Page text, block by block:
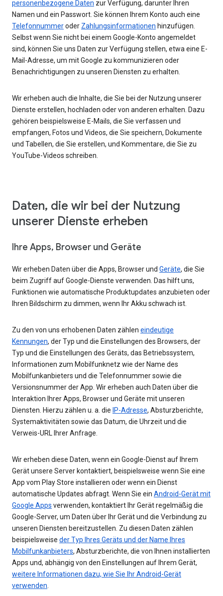
personenbezogene Daten zur Verfügung, darunter Ihren
Namen und ein Passwort. Sie können Ihrem Konto auch eine
Telefonnummeroder Zahlungsinformationen hinzufügen.
Selbst wenn Sie nicht bei einem Google-Konto angemeldet
sind, können Sie uns Daten zur Verfügung stellen, etwa eine E-
Mail-Adresse, um mit Google zu kommunizieren oder
Benachrichtigungen zu unseren Diensten zu erhalten.
Wir erheben auch die Inhalte, die Sie bei der Nutzung unserer
Dienste erstellen, hochladen oder von anderen erhalten. Dazu
gehören beispielsweise E-Mails, die Sie verfassen und
empfangen, Fotos und Videos, die Sie speichern, Dokumente
und Tabellen, die Sie erstellen, und Kommentare, die Sie zu
YouTube-Videos schreiben.
Daten, die wir bei der Nutzung
unserer Dienste erheben
Ihre Apps, Browser und Geräte
Wir erheben Daten über die Apps, Browser und Geräte, die Sie
beim Zugriff auf Google-Dienste verwenden. Das hilft uns,
Funktionen wie automatische Produktupdates anzubieten oder
Ihren Bildschirm zu dimmen, wenn Ihr Akku schwach ist.
Zu den von uns erhobenen Daten zählen eindeutige
Kennungen, der Typ und die Einstellungen des Browsers, der
Typ und die Einstellungen des Geräts, das Betriebssystem,
Informationen zum Mobilfunknetz wie der Name des
Mobilfunkanbieters und die Telefonnummer sowie die
Versionsnummer der App. Wir erheben auch Daten über die
Interaktion Ihrer Apps, Browser und Geräte mit unseren
Diensten. Hierzu zählen u. a. die IP-Adresse, Absturzberichte,
Systemaktivitäten sowie das Datum, die Uhrzeit und die
Verweis-URL Ihrer Anfrage.
Wir erheben diese Daten, wenn ein Google-Dienst auf Ihrem
Gerät unsere Server kontaktiert, beispielsweise wenn Sie eine
App vom Play Store installieren oder wenn ein Dienst
automatische Updates abfragt. Wenn Sie ein Android-Gerät mit
Google Apps verwenden, kontaktiert Ihr Gerät regelmäßig die
Google-Server, um Daten über Ihr Gerät und die Verbindung zu
unseren Diensten bereitzustellen. Zu diesen Daten zählen
beispielsweise der Typ Ihres Geräts und der Name Ihres
Mobilfunkanbieters, Absturzberichte, die von Ihnen installierten
Apps und, abhängig von den Einstellungen auf Ihrem Gerät,
weitere Informationen dazu, wie Sie Ihr Android-Gerät
verwenden.